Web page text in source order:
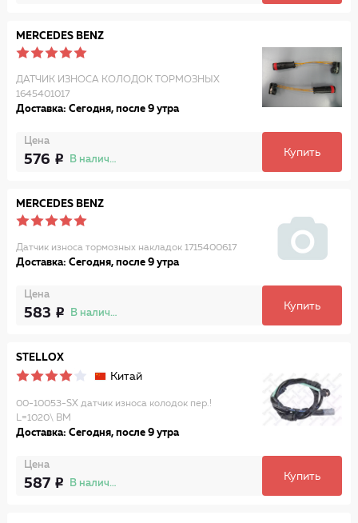
MERCEDES BENZ
ДАТЧИК ИЗНОСА КОЛОДОК ТОРМОЗНЫХ
1645401017
Доставка: Сегодня, после 9 утра
Цена
576 В наличии
Купить
MERCEDES BENZ
Датчик износа тормозных накладок 1715400617
Доставка: Сегодня, после 9 утра
Цена
583 В наличии
Купить
STELLOX
Китай
00-10053-SX датчик износа колодок пер.!
L=1020\ BM
Доставка: Сегодня, после 9 утра
Цена
587 В наличии
Купить